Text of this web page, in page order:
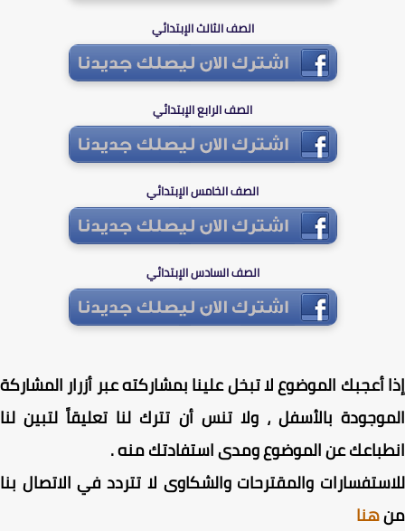
الصف الثالث الإبتدائي
الصف الرابع الإبتدائي
الصف الخامس الإبتدائي
الصف السادس الإبتدائي
أعجبك الموضوع لا تبخل علينا بمشاركته عبر أزرار المشاركة
بالأسفل ، ولا تنس أن تترك لنا تعليقاً لتبين لنا
عن الموضوع ومدى استفادتك منه .
والمقترحات والشكاوى لا تتردد في الاتصال بنا
هنا